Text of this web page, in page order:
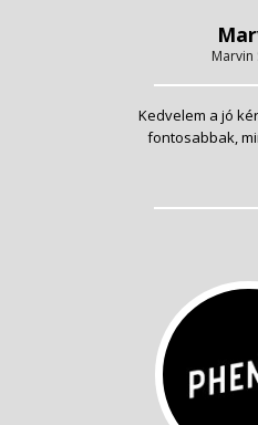
Marvin
Kedvelem a jó
fontosabbak,